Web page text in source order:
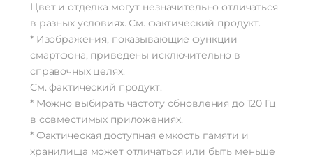
Цвет и отделка могут незначительно отличаться
в разных условиях. См. фактический продукт.
* Изображения, показывающие функции
смартфона, приведены исключительно в
справочных целях.
См. фактический продукт.
* Можно выбирать частоту обновления до 120 Гц
в совместимых приложениях.
* Фактическая доступная емкость памяти и
хранилища может отличаться или быть меньше